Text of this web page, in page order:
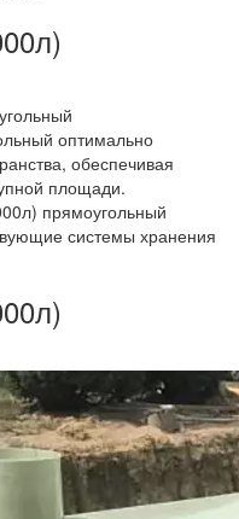
оптимально
обеспечивая
площади.
прямоугольный
системы хранения